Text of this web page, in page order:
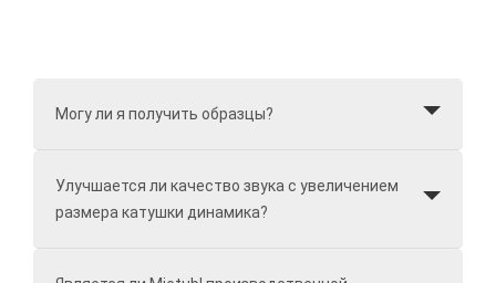
Могу ли я получить образцы?
Улучшается ли качество звука с увеличением
размера катушки динамика?